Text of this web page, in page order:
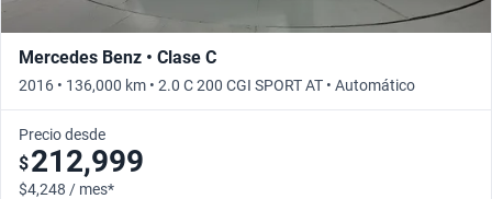
Mercedes Benz • Clase C
2016 • 136,000 km • 2.0 C 200 CGI SPORT AT • Automático
Precio desde
$212,999
$4,248 / mes*